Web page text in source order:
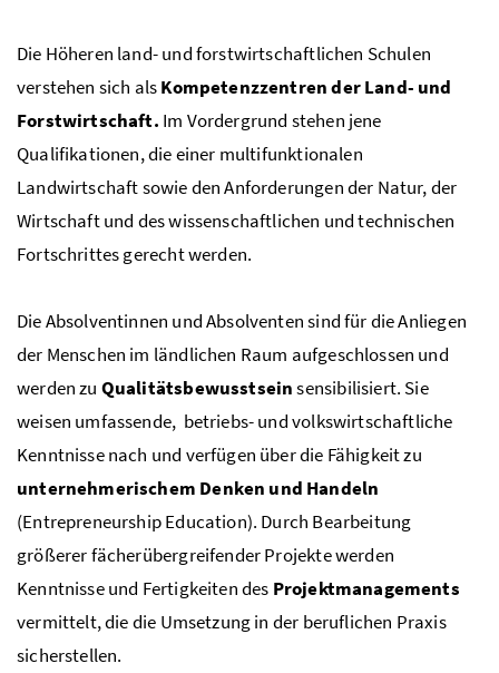
Die Höheren land- und forstwirtschaftlichen Schulen
verstehen sich alsKompetenzzentren der Land- und
Forstwirtschaft. Im Vordergrund stehen jene
Qualifikationen, die einer multi­funktionalen
Landwirtschaft sowie den Anforderungen der Natur, der
Wirtschaft und des wissenschaftlichen und technischen
Fortschrittes gerecht werden.
Die Absolventinnen und Absolventen sind für die An­liegen
der Menschen im ländlichen Raum aufgeschlos­sen und
werden zu Qualitätsbewusstseinsensibilisiert. Sie
weisen umfassende, be­triebs- und volkswirtschaftliche
Kenntnisse nach und verfügen über die Fähigkeit zu
unternehmeri­schem Denken und Han­deln
(Entrepreneurship Education). Durch Bearbei­tung
größerer fächer­übergreifen­der Projekte werden
Kenntnisse und Fertigkeiten des Projekt­managements
ver­mit­telt, die die Umsetzung in der beruflichen Praxis
sicherstellen.